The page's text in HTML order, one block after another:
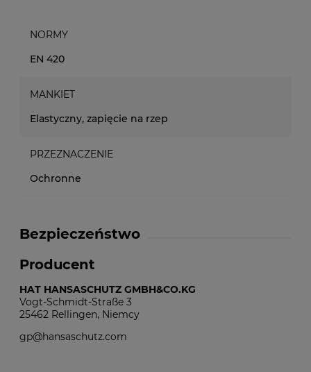
NORMY
EN 420
MANKIET
Elastyczny, zapięcie na rzep
PRZEZNACZENIE
Ochronne
Bezpieczeństwo
Producent
HAT HANSASCHUTZ GMBH&CO.KG
Vogt-Schmidt-Straße 3
25462 Rellingen, Niemcy
gp@hansaschutz.com